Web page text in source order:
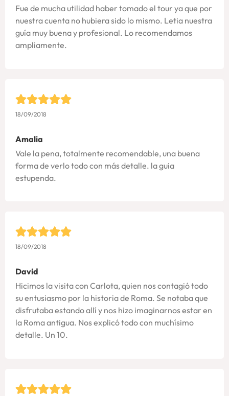
Fue de mucha utilidad haber tomado el tour ya que por
nuestra cuenta no hubiera sido lo mismo. Letia nuestra
guía muy buena y profesional. Lo recomendamos
ampliamente.
18/09/2018
Amalia
Vale la pena, totalmente recomendable, una buena
forma de verlo todo con más detalle. la guia
estupenda.
18/09/2018
David
Hicimos la visita con Carlota, quien nos contagió todo
su entusiasmo por la historia de Roma. Se notaba que
disfrutaba estando allí y nos hizo imaginarnos estar en
la Roma antigua. Nos explicó todo con muchísimo
detalle. Un 10.